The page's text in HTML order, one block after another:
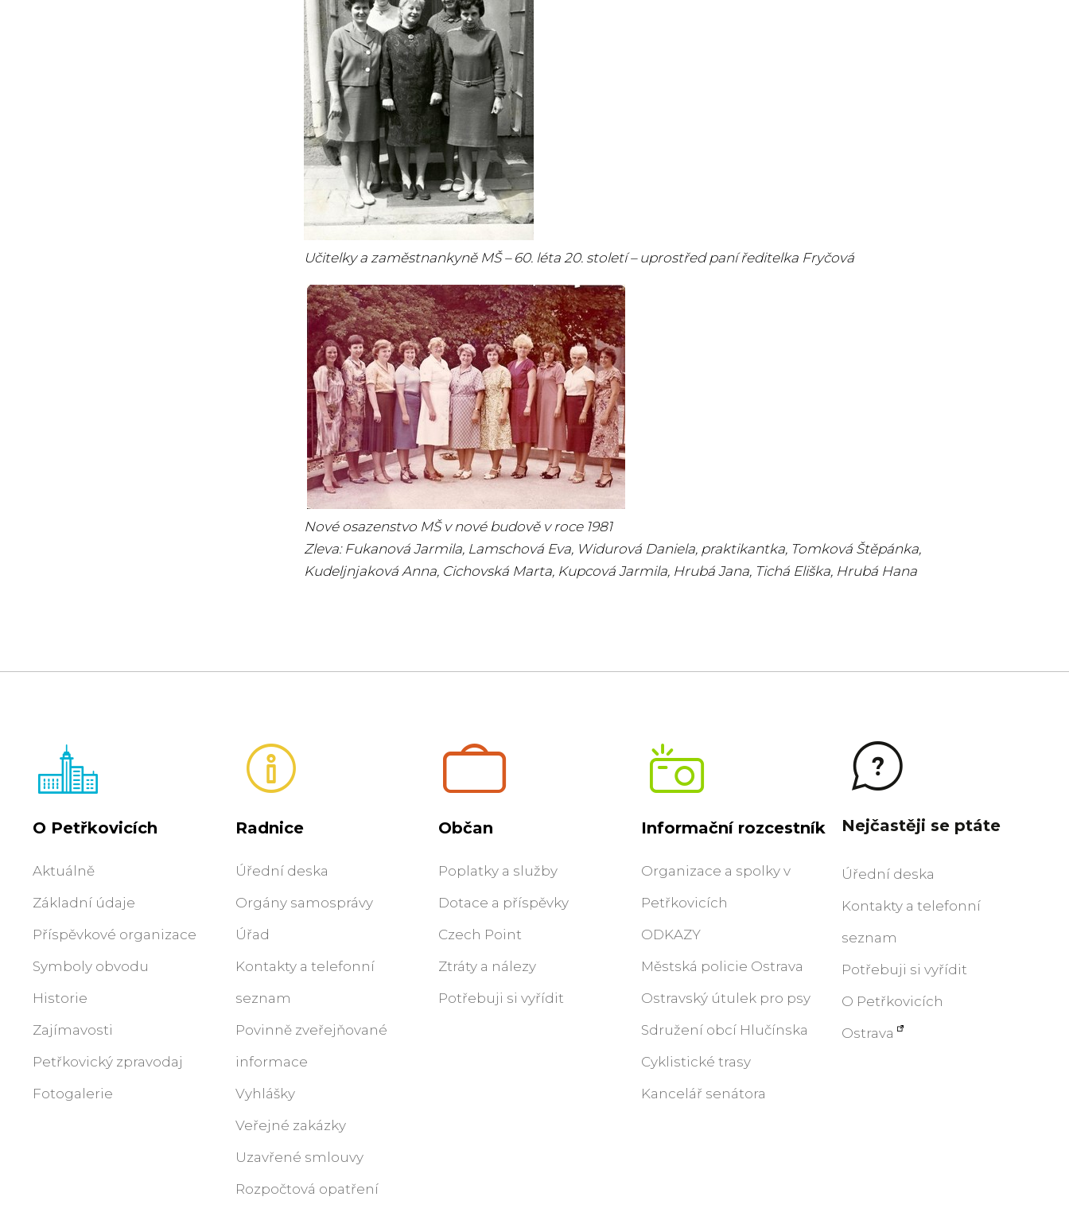
Učitelky a zaměstnankyně MŠ – 60. léta 20. století – uprostřed paní ředitelka Fryčová
Nové osazenstvo MŠ v nové budově v roce 1981
Zleva: Fukanová Jarmila, Lamschová Eva, Widurová Daniela, praktikantka, Tomková Štěpánka,
Kudeljnjaková Anna, Cichovská Marta, Kupcová Jarmila, Hrubá Jana, Tichá Eliška, Hrubá Hana
O Petřkovicích
Aktuálně
Základní údaje
Příspěvkové organizace
Symboly obvodu
Historie
Zajímavosti
Petřkovický zpravodaj
Fotogalerie
Radnice
Úřední deska
Orgány samosprávy
Úřad
Kontakty a telefonní
seznam
Povinně zveřejňované
informace
Vyhlášky
Veřejné zakázky
Uzavřené smlouvy
Rozpočtová opatření
Občan
Poplatky a služby
Dotace a příspěvky
Czech Point
Ztráty a nálezy
Potřebuji si vyřídit
Informační rozcestník
Organizace a spolky v
Petřkovicích
ODKAZY
Městská policie Ostrava
Ostravský útulek pro psy
Sdružení obcí Hlučínska
Cyklistické trasy
Kancelář senátora
Nejčastěji se ptáte
Úřední deska
Kontakty a telefonní
seznam
Potřebuji si vyřídit
O Petřkovicích
Ostrava